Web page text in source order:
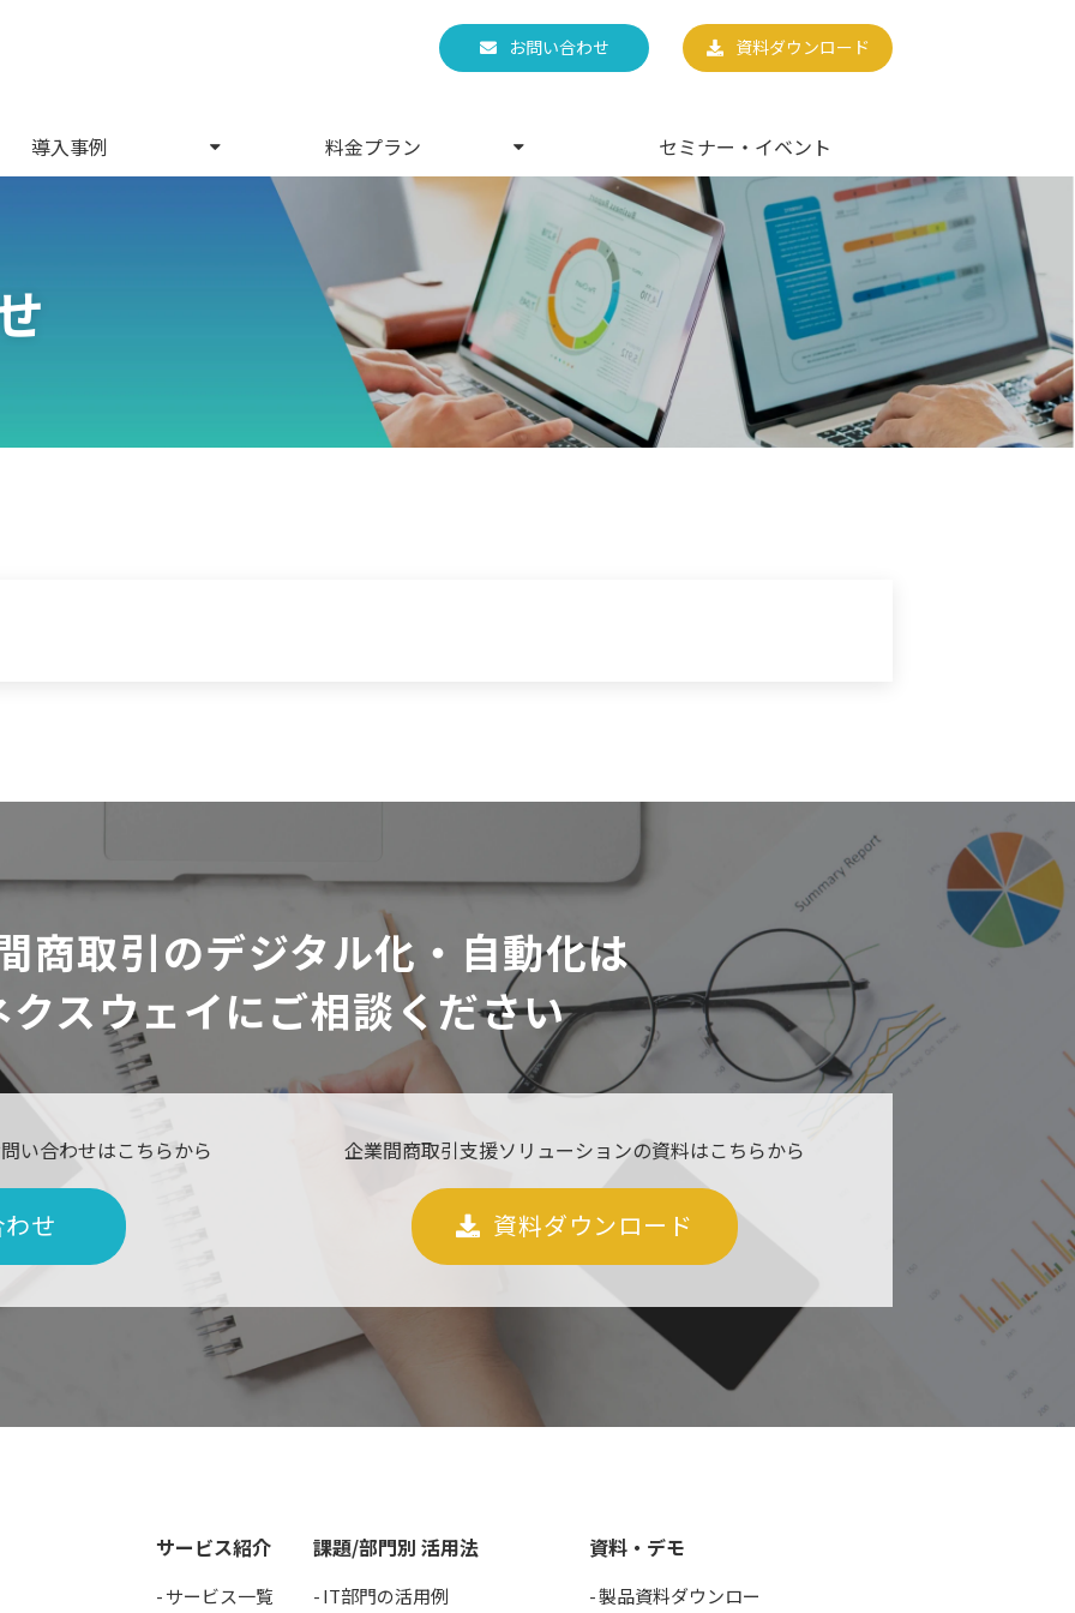
お問い合わせ 資料ダウンロード
導入事例 料金プラン セミナー・イベント
商取引のデジタル化・自動化は
クスウェイにご相談ください
い合わせはこちらから
せ
企業間商取引支援ソリューションの資料はこちらから
資料ダウンロード
サービス紹介
サービス一覧
課題/部門別 活用法
IT部門の活用例
資料・デモ
製品資料ダウンロー